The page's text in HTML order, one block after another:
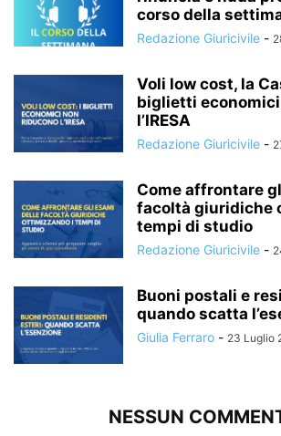
corso della
Redazione Giuricivile -
Voli low cost, la
biglietti
l’IRESA
Redazione Giuricivile -
Come affrontare
facoltà giuridiche
tempi di studio
Redazione Giuricivile -
Buoni postali e
quando scatta
Giulia Ferraro - 23 Luglio
NESSUN